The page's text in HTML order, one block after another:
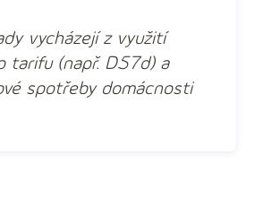
vycházejí z využití
tarifu (např. D57d) a
spotřeby domácnosti